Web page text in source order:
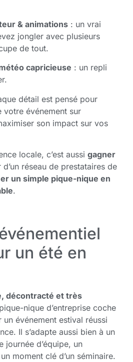
& animations : un vrai
jongler avec plusieurs
de tout.
capricieuse : un repli
détail est pensé pour
votre événement sur
son impact sur vos
locale, c’est aussi gagner
réseau de prestataires de
un simple pique-nique en
.
un été en
décontracté et très
nique d’entreprise coche
événement estival réussi
Il s’adapte aussi bien à un
d’équipe, un
moment clé d’un séminaire.